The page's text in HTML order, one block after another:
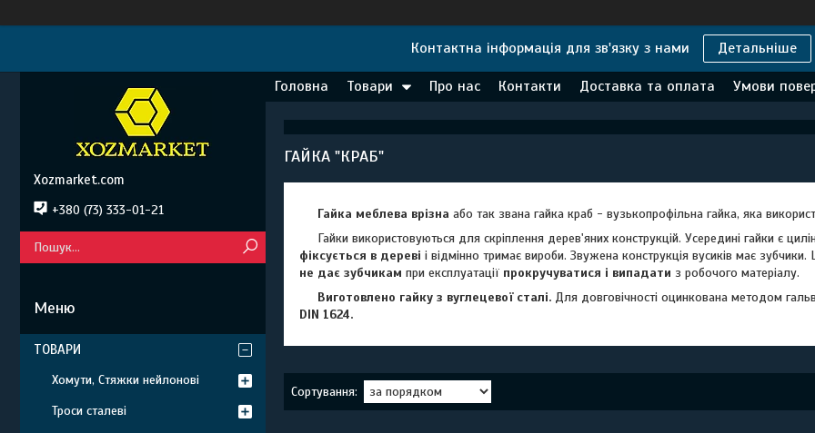
Контактна інформація для зв'язку з нами Детальніше
Головна Товари Про нас Контакти Доставка та оплата Умови
ГАЙКА "КРАБ"
Гайка меблева врізна або так звана гайка краб - вузькопрофільна гайка, яка
Гайки використовуються для скріплення дерев'яних конструкцій. Усередині гайки є
фіксується в дереві і відмінно тримає вироби. Звужена конструкція вусиків має
не дає зубчикам при експлуатації прокручуватися і випадати з робочого матеріалу.
Виготовлено гайку з вуглецевої сталі. Для довговічності оцинкована методом
DIN 1624.
Xozmarket.com
+380 (73) 333-01-21
ТОВАРИ
Хомути, Стяжки нейлонові
Троси сталеві